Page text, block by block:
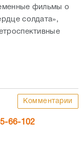
фильмы о
солдата»,
Комментарии
66-102